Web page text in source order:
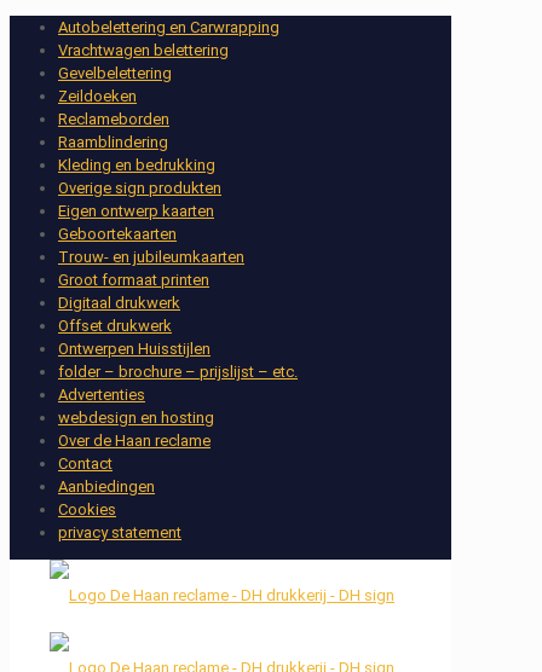
Autobelettering en Carwrapping
Vrachtwagen belettering
Gevelbelettering
Zeildoeken
Reclameborden
Raamblindering
Kleding en bedrukking
Overige sign produkten
Eigen ontwerp kaarten
Geboortekaarten
Trouw- en jubileumkaarten
Groot formaat printen
Digitaal drukwerk
Offset drukwerk
Ontwerpen Huisstijlen
folder – brochure – prijslijst – etc.
Advertenties
webdesign en hosting
Over de Haan reclame
Contact
Aanbiedingen
Cookies
privacy statement